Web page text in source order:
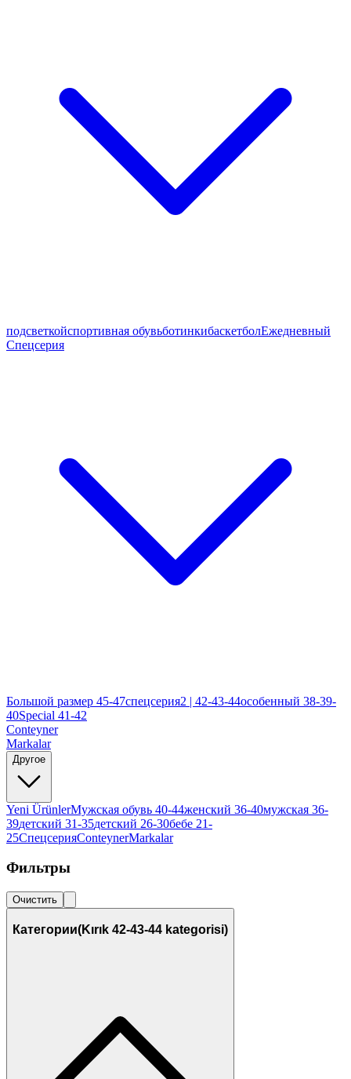
подсветкойспортивная обувьботинкибаскетболЕжедневный
Спецсерия
Большой размер 45-47спецсерия2 | 42-43-44особенный 38-39-
40Special 41-42
Conteyner
Markalar
Другое
Yeni ÜrünlerМужская обувь 40-44женский 36-40мужская 36-
39детский 31-35детский 26-30бебе 21-
25СпецсерияConteynerMarkalar
Фильтры
Очистить
Категории(Kırık 42-43-44 kategorisi)